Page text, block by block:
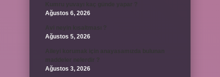
Ağustos 6, 2026
Ağustos 5, 2026
Ağustos 3, 2026